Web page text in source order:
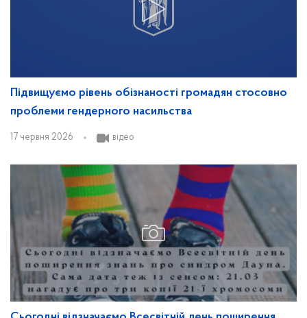
Підвищуємо рівень обізнаності громадян стосовно
проблеми гендерного насильства
17 червня 2026 відео